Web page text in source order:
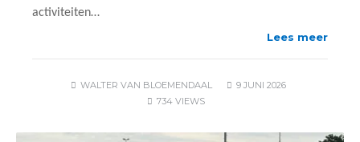
activiteiten…
Lees meer
WALTER VAN BLOEMENDAAL
9 JUNI 2026
734 VIEWS